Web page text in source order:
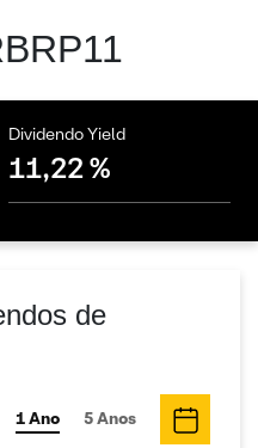
Dividendo Yield
11,22 %
de
1 Ano 5 Anos